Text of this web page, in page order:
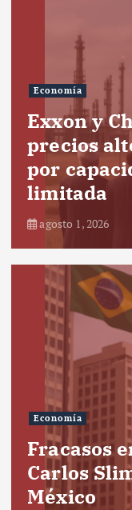
Economía
Exxon y
precios
por
limitada
agosto 1, 2026
Economía
Fracasos
Carlos
México